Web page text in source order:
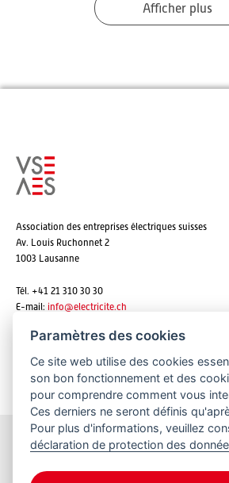
Afficher plus
Association des entreprises électriques suisses
Av. Louis Ruchonnet 2
1003 Lausanne
Tél. +41 21 310 30 30
E-mail: info@electricite.ch
S'abonner aux
Restez informés
Paramètres des cookies
Ce site web utilise des cookies
son bon fonctionnement et des
pour comprendre comment vous
Ces derniers ne seront définis
Pour plus d'informations, veuillez
déclaration de protection des